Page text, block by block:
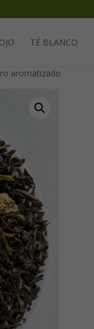
TÉ BLANCO
aromatizado